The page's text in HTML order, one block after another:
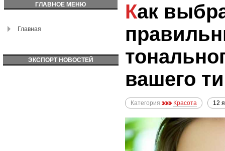
ГЛАВНОЕ МЕНЮ
Главная
ЭКСПОРТ НОВОСТЕЙ
Как выбрать
вашего
Категория Красота 12